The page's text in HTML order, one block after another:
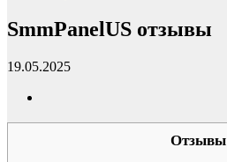
SmmPanelUS отзывы
19.05.2025
Отзывы